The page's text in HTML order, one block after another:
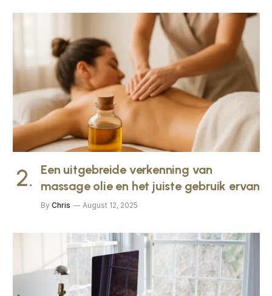
Een uitgebreide verkenning van
massage olie en het juiste gebruik ervan
By Chris August 12, 2025